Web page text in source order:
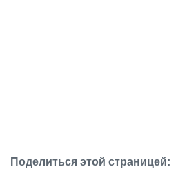
Поделиться этой страницей: